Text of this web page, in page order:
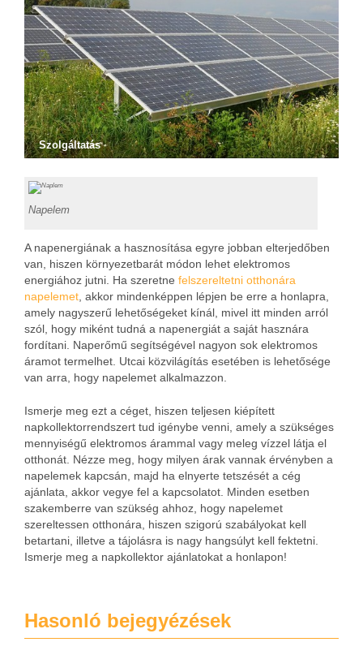
Szolgáltatás
Napelem
A napenergiának a hasznosítása egyre jobban elterjedőben
van, hiszen környezetbarát módon lehet elektromos
energiához jutni. Ha szeretne felszereltetni otthonára
napelemet, akkor mindenképpen lépjen be erre a honlapra,
amely nagyszerű lehetőségeket kínál, mivel itt minden arról
szól, hogy miként tudná a napenergiát a saját hasznára
fordítani. Naperőmű segítségével nagyon sok elektromos
áramot termelhet. Utcai közvilágítás esetében is lehetősége
van arra, hogy napelemet alkalmazzon.
Ismerje meg ezt a céget, hiszen teljesen kiépített
napkollektorrendszert tud igénybe venni, amely a szükséges
mennyiségű elektromos árammal vagy meleg vízzel látja el
otthonát. Nézze meg, hogy milyen árak vannak érvényben a
napelemek kapcsán, majd ha elnyerte tetszését a cég
ajánlata, akkor vegye fel a kapcsolatot. Minden esetben
szakemberre van szükség ahhoz, hogy napelemet
szereltessen otthonára, hiszen szigorú szabályokat kell
betartani, illetve a tájolásra is nagy hangsúlyt kell fektetni.
Ismerje meg a napkollektor ajánlatokat a honlapon!
Hasonló bejegyézések